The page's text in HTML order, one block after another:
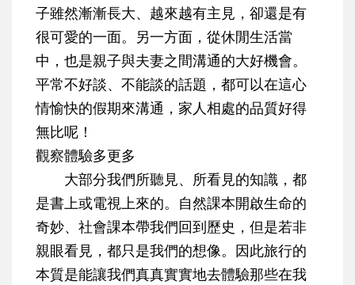
子雖然漸漸長大、越來越有主見，卻還是有
很可愛的一面。另一方面，從休閒生活當
中，也是親子與夫妻之間溝通的大好機會。
平常不好談、不能談的話題，都可以在這心
情愉快的假期來溝通，家人相處的品質好得
無比呢！
觀察體驗多更多
大部分我們所聽見、所看見的知識，都
是書上或電視上來的。自然課本開啟生命的
奇妙、社會課本帶我們回到歷史，但是若非
親眼看見，都只是我們的想像。因此旅行的
本質是能讓我們真真實實地去體驗那些在我